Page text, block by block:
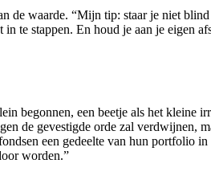
waarde. “Mijn tip: staar je niet
te stappen. En houd je aan je eigen
begonnen, een beetje als het kleine
de gevestigde orde zal verdwijnen,
een gedeelte van hun portfolio
worden.”